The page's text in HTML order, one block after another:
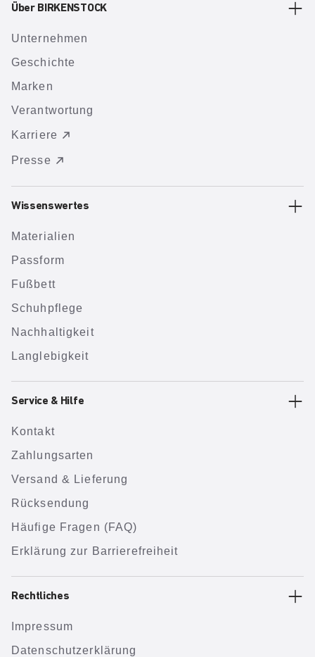
Über BIRKENSTOCK
Unternehmen
Geschichte
Marken
Verantwortung
Karriere
Presse
Wissenswertes
Materialien
Passform
Fußbett
Schuhpflege
Nachhaltigkeit
Langlebigkeit
Service & Hilfe
Kontakt
Zahlungsarten
Versand & Lieferung
Rücksendung
Häufige Fragen (FAQ)
Erklärung zur Barrierefreiheit
Rechtliches
Impressum
Datenschutzerklärung